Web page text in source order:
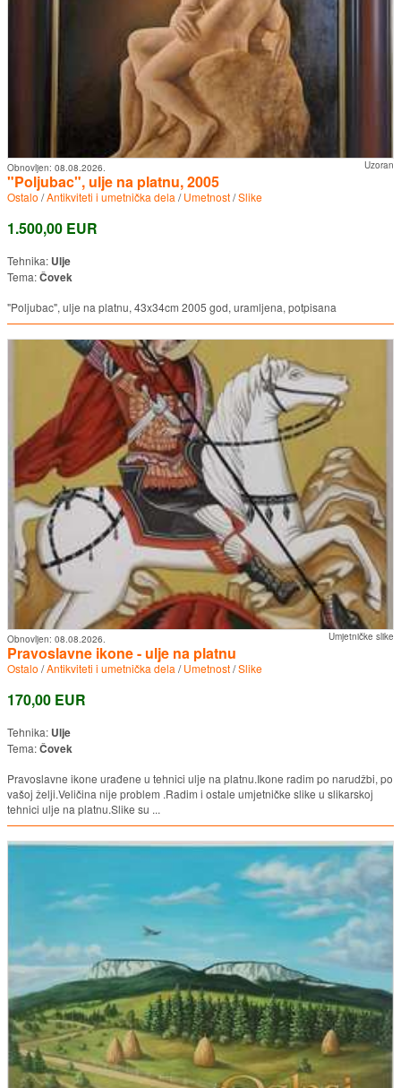
Uzoran
Obnovljen: 08.08.2026.
"Poljubac", ulje na platnu, 2005
Ostalo /Antikviteti i umetnička dela /Umetnost/Slike
1.500,00 EUR
Tehnika: Ulje
Tema:Čovek
"Poljubac", ulje na platnu, 43x34cm 2005 god, uramljena, potpisana
Umjetničke slike
Obnovljen: 08.08.2026.
Pravoslavne ikone - ulje na platnu
Ostalo /Antikviteti i umetnička dela /Umetnost/Slike
170,00 EUR
Tehnika: Ulje
Tema:Čovek
Pravoslavne ikone urađene u tehnici ulje na platnu.Ikone radim po narudžbi, po
vašoj želji.Veličina nije problem .Radim i ostale umjetničke slike u slikarskoj
tehnici ulje na platnu.Slike su ...